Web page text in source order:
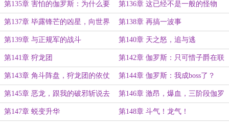
第135章 害怕的伽罗斯：为什么要
逼我？！
第136章 这已经不是一般的怪物
了，必须重拳出击
第137章 毕露锋芒的凶星，向世界
露出獠牙！（二合一大章，求月票）
第138章 再搞一波事
第139章 与正规军的战斗 第140章 天之怒，追与逃
第141章 狩龙团 第142章 伽罗斯：只可惜子爵在联
邦境内，难以下手
第143章 角斗阵盘，狩龙团的依仗 第144章 伽罗斯：我成boss了？
第145章 恶龙，跟我的破邪斩说去
吧
第146章 激昂，爆血，三阶段伽罗
斯，将大局逆转！（二合一大章）
第147章 蜕变升华 第148章 斗气！龙气！